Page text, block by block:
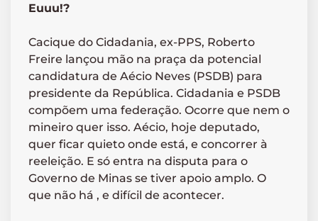
Euuu!?
Cacique do Cidadania, ex-PPS, Roberto
Freire lançou mão na praça da potencial
candidatura de Aécio Neves (PSDB) para
presidente da República. Cidadania e PSDB
compõem uma federação. Ocorre que nem o
mineiro quer isso. Aécio, hoje deputado,
quer ficar quieto onde está, e concorrer à
reeleição. E só entra na disputa para o
Governo de Minas se tiver apoio amplo. O
que não há , e difícil de acontecer.